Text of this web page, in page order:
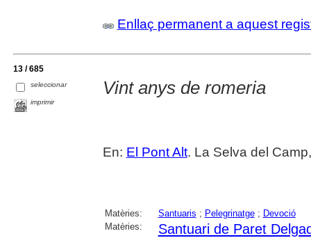
Enllaç permanent a aquest
13 / 685
seleccionar
imprimir
Vint anys de romeria
En: El Pont Alt. La Selva del
Matèries: Santuaris ; Pelegrinatge; Devoció
Matèries:
Santuari de Paret